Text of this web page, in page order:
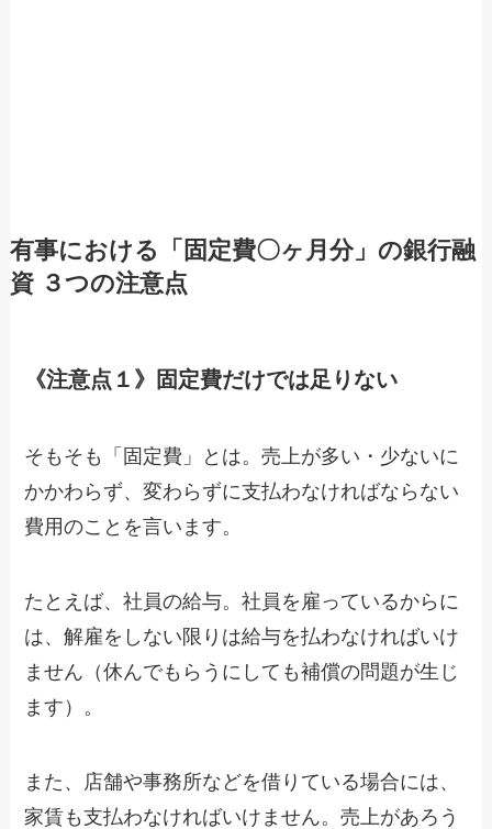
有事における「固定費〇ヶ月分」の銀行融
資 ３つの注意点
《注意点１》固定費だけでは足りない
そもそも「固定費」とは。売上が多い・少ないに
かかわらず、変わらずに支払わなければならない
費用のことを言います。
たとえば、社員の給与。社員を雇っているからに
は、解雇をしない限りは給与を払わなければいけ
ません（休んでもらうにしても補償の問題が生じ
ます）。
また、店舗や事務所などを借りている場合には、
家賃も支払わなければいけません。売上があろう